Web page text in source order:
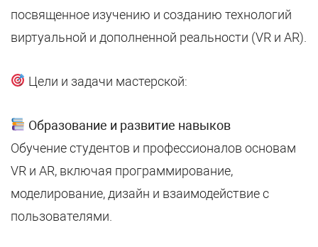
посвященное изучению и созданию технологий
виртуальной и дополненной реальности (VR и AR).
Цели и задачи мастерской:
Образование и развитие навыков
Обучение студентов и профессионалов основам
VR и AR, включая программирование,
моделирование, дизайн и взаимодействие с
пользователями.